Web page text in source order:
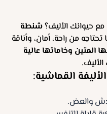
حيوانك الأليف؟شنطة
من راحة، أمان، وأناقة
المتين وخاماتها عالية
الأليف.
القماشية:
والعض.